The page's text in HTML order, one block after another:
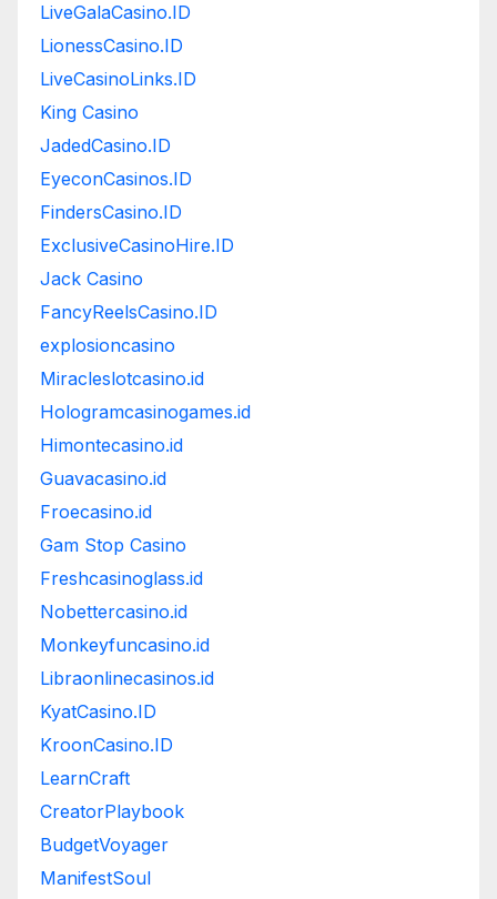
LiveGalaCasino.ID
LionessCasino.ID
LiveCasinoLinks.ID
King Casino
JadedCasino.ID
EyeconCasinos.ID
FindersCasino.ID
ExclusiveCasinoHire.ID
Jack Casino
FancyReelsCasino.ID
explosioncasino
Miracleslotcasino.id
Hologramcasinogames.id
Himontecasino.id
Guavacasino.id
Froecasino.id
Gam Stop Casino
Freshcasinoglass.id
Nobettercasino.id
Monkeyfuncasino.id
Libraonlinecasinos.id
KyatCasino.ID
KroonCasino.ID
LearnCraft
CreatorPlaybook
BudgetVoyager
ManifestSoul